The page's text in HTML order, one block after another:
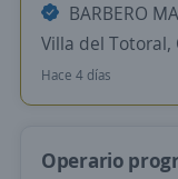
BARBERO
Villa del Totoral,
Hace 4 días
Operario